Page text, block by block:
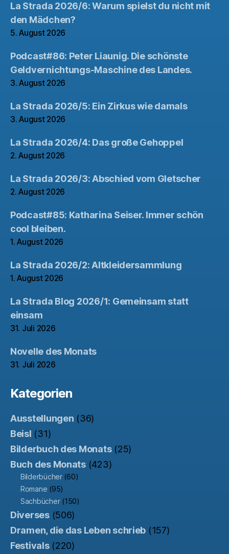
La Strada 2026/6: Warum spielst du nicht mit
den Mädchen?
5. August 2026
Podcast#86: Peter Liaunig. Die schönste
Geldvernichtungs-Maschine des Landes.
3. August 2026
La Strada 2026/5: Ein Zirkus wie damals
3. August 2026
La Strada 2026/4: Das große Gehoppel
2. August 2026
La Strada 2026/3: Abschied vom Gletscher
2. August 2026
Podcast#85: Katharina Seiser. Immer schön
cool bleiben.
1. August 2026
La Strada 2026/2: Altkleidersammlung
1. August 2026
La Strada Blog 2026/1: Gemeinsam statt
einsam
31. Juli 2026
Novelle des Monats
31. Juli 2026
Kategorien
Ausstellungen (36)
Beisl (31)
Bilderbuch des Monats(25)
Buch des Monats(423)
Bilderbücher(60)
Romane (95)
Sachbücher(150)
Diverses(506)
Dramen, die das Leben schrieb (157)
Festivals(220)